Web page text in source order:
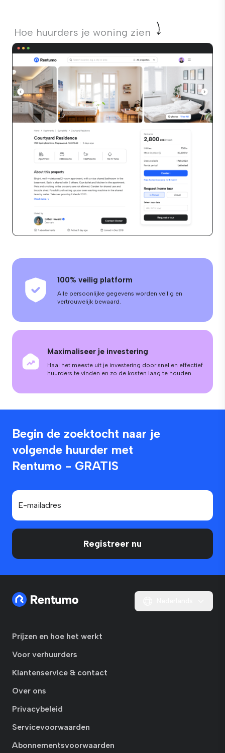
Hoe huurders je woning zien
100% veilig platform
Alle persoonlijke gegevens worden veilig en
vertrouwelijk bewaard.
Maximaliseer je investering
Haal het meeste uit je investering door snel en effectief
huurders te vinden en zo de kosten laag te houden.
Begin de zoektocht naar je
volgende huurder met
Rentumo - GRATIS
Registreer nu
Prijzen en hoe het werkt
Voor verhuurders
Klantenservice & contact
Over ons
Privacybeleid
Servicevoorwaarden
Abonnementsvoorwaarden